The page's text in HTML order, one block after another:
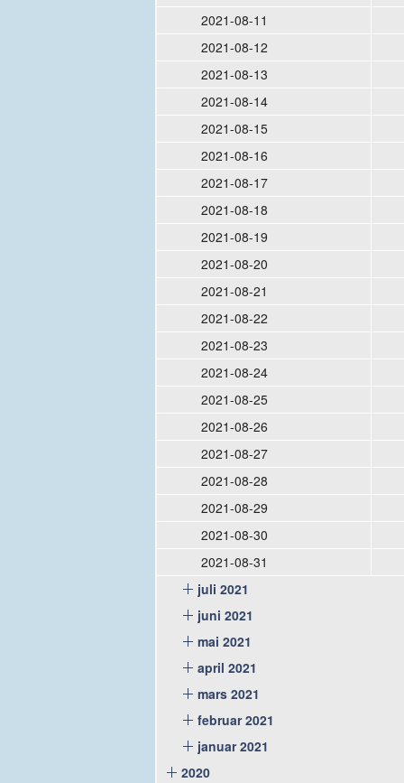
2021-08-11
2021-08-12
2021-08-13
2021-08-14
2021-08-15
2021-08-16
2021-08-17
2021-08-18
2021-08-19
2021-08-20
2021-08-21
2021-08-22
2021-08-23
2021-08-24
2021-08-25
2021-08-26
2021-08-27
2021-08-28
2021-08-29
2021-08-30
2021-08-31
juli 2021
juni 2021
mai 2021
april 2021
mars 2021
februar 2021
januar 2021
2020